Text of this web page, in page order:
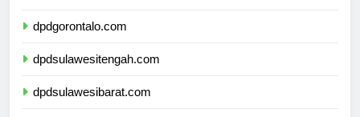
dpdgorontalo.com
dpdsulawesitengah.com
dpdsulawesibarat.com